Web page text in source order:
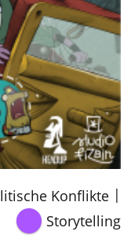
Konflikte|
Storytelling